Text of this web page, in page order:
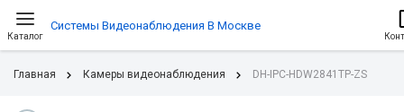
Каталог
Системы Видеонаблюдения В Москве
Главная Камеры видеонаблюдения DH-IPC-HDW2841TP-ZS